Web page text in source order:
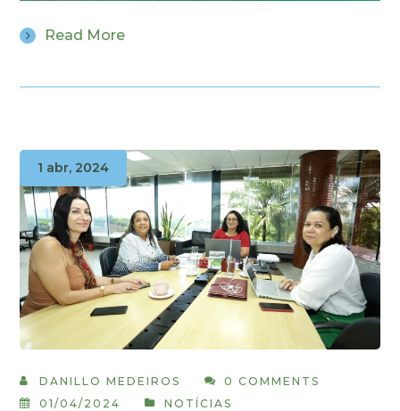
Read More
1 abr, 2024
DANILLO MEDEIROS
0 COMMENTS
01/04/2024
NOTÍCIAS